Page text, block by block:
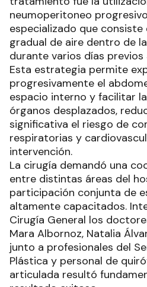
neumoperitoneo
especializado que consiste
gradual de aire dentro de
durante varios días previos
Esta estrategia permite
progresivamente el
espacio interno y facilitar
órganos desplazados,
significativa el riesgo de
respiratorias y
intervención.
La cirugía demandó una
entre distintas áreas del
participación conjunta de
altamente capacitados.
Cirugía General los
Mara Albornoz, Natalia
junto a profesionales del
Plástica y personal de
articulada resultó